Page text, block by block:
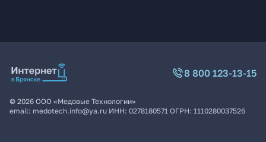
8 800 123-13-15
© 2026 ООО «Медовые Технологии»
email: medotech.info@ya.ru ИНН: 0278180571 ОГРН: 1110280037526